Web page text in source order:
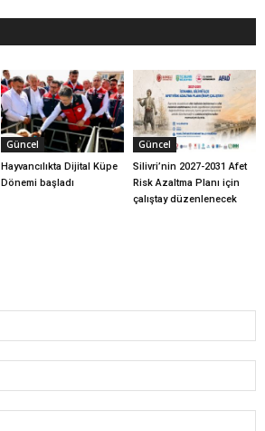
Güncel
Hayvancılıkta Dijital Küpe
Dönemi başladı
Güncel
Silivri’nin 2027-2031 Afet
Risk Azaltma Planı için
çalıştay düzenlenecek